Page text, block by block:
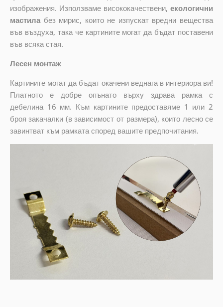
изображения. Използваме висококачествени,екологични
мастилабез мирис, които не изпускат вредни вещества
във въздуха, така че картините могат да бъдат поставени
във всяка стая.
Лесен монтаж
Картините могат да бъдат окачени веднага в интериора ви!
Платното е добре опънато върху здрава рамка с
дебелина 16 мм. Към картините предоставяме 1 или 2
броя закачалки (в зависимост от размера), които лесно се
завинтват към рамката според вашите предпочитания.